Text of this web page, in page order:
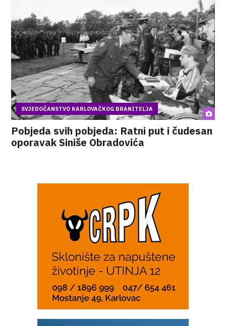
SVJEDOČANSTVO KARLOVAČKOG BRANITELJA
Pobjeda svih pobjeda: Ratni put i čudesan
oporavak Siniše Obradovića